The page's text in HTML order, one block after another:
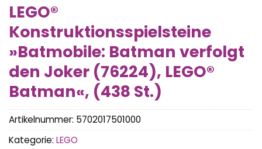
LEGO®
Konstruktionsspielsteine
»Batmobile: Batman verfolgt
den Joker (76224), LEGO®
Batman«, (438 St.)
Artikelnummer: 5702017501000
Kategorie: LEGO